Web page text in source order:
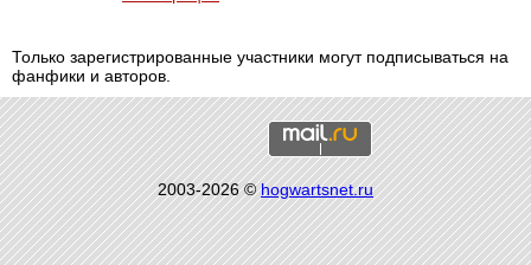
Только зарегистрированные участники могут подписываться на
фанфики и авторов.
2003-2026 ©hogwartsnet.ru